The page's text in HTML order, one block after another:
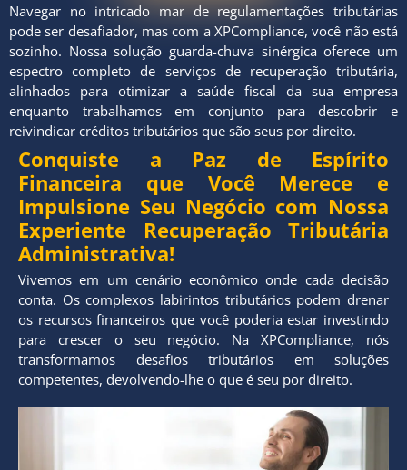
Navegar no intricado mar de regulamentações tributárias
pode ser desafiador, mas com a XPCompliance, você não está
sozinho. Nossa solução guarda-chuva sinérgica oferece um
espectro completo de serviços de recuperação tributária,
alinhados para otimizar a saúde fiscal da sua empresa
enquanto trabalhamos em conjunto para descobrir e
reivindicar créditos tributários que são seus por direito.
Conquiste a Paz de Espírito
Financeira que Você Merece e
Impulsione Seu Negócio com Nossa
Experiente Recuperação Tributária
Administrativa!
Vivemos em um cenário econômico onde cada decisão
conta. Os complexos labirintos tributários podem drenar
os recursos financeiros que você poderia estar investindo
para crescer o seu negócio. Na XPCompliance, nós
transformamos desafios tributários em soluções
competentes, devolvendo-lhe o que é seu por direito.